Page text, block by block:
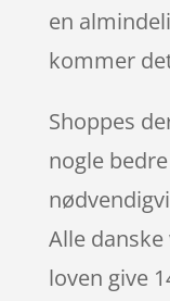
en
kommer
Shoppes
nogle
Alle
loven give